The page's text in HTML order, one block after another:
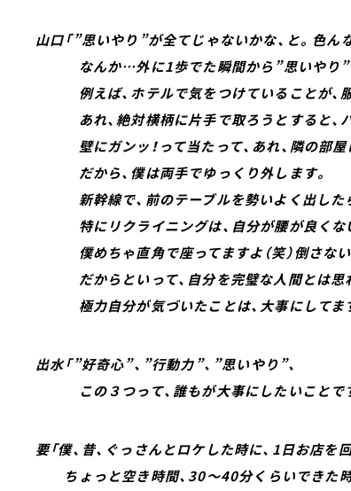
山口「”思いやり”が全てじゃないかな、と。色ん
なんか…外に1歩でた瞬間から”思いやり”
例えば、ホテルで気をつけていることが、服
あれ、絶対横柄に片手で取ろうとすると、
壁にガンッ！って当たって、あれ、隣の部屋
だから、僕は両手でゆっくり外します。
新幹線で、前のテーブルを勢いよく出したら
特にリクライニングは、自分が腰が良くな
僕めちゃ直角で座ってますよ（笑）倒さない
だからといって、自分を完璧な人間とは思わ
極力自分が気づいたことは、大事にしてます
出水「”好奇心”、”行動力”、”思いやり”、
この３つって、誰もが大事にしたいことです
要「僕、昔、ぐっさんとロケした時に、1日お店
ちょっと空き時間、30～40分くらいできた時